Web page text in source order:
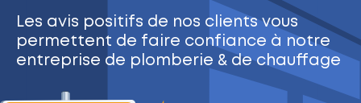
Les avis positifs de nos clientsvous
permettent de faire confiance à notre
entreprise de plomberie & de chauffage